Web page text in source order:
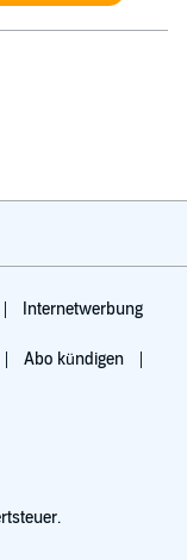
Internetwerbung
Abo kündigen